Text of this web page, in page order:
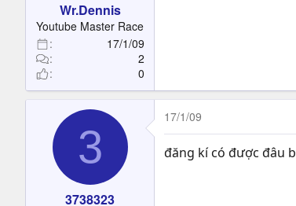
Wr.Dennis
Youtube Master Race
17/1/09
2
0
3
3738323
17/1/09
đăng kí có được đâu